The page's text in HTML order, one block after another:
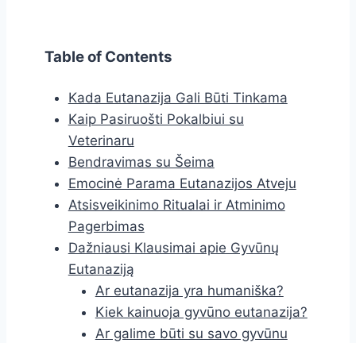
Table of Contents
Kada Eutanazija Gali Būti Tinkama
Kaip Pasiruošti Pokalbiui su
Veterinaru
Bendravimas su Šeima
Emocinė Parama Eutanazijos Atveju
Atsisveikinimo Ritualai ir Atminimo
Pagerbimas
Dažniausi Klausimai apie Gyvūnų
Eutanaziją
Ar eutanazija yra humaniška?
Kiek kainuoja gyvūno eutanazija?
Ar galime būti su savo gyvūnu